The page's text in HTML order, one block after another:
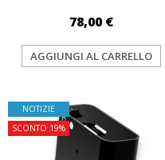
78,00 €
AGGIUNGI AL CARRELLO
NOTIZIE
SCONTO 19%